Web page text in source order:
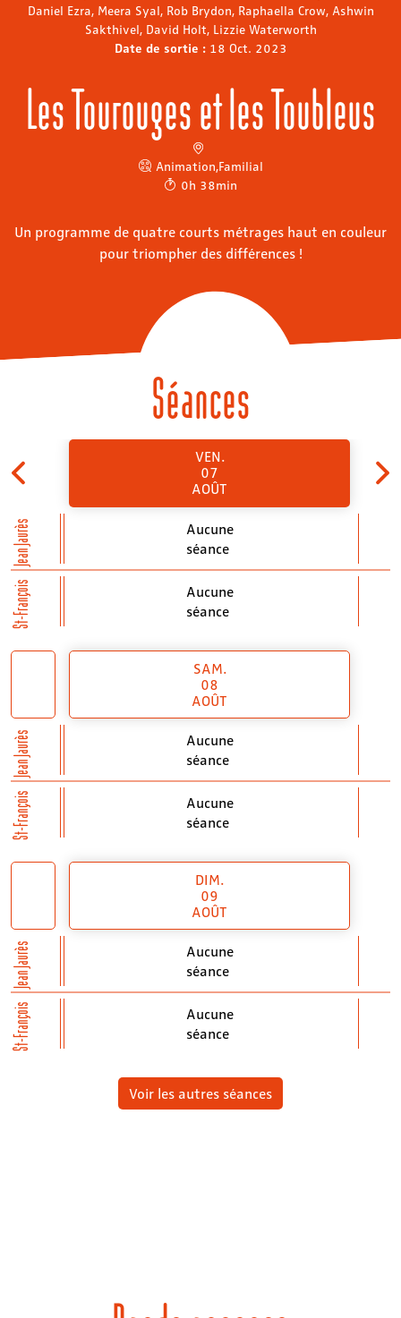
Daniel Ezra, Meera Syal, Rob Brydon, Raphaella Crow, Ashwin
Sakthivel, David Holt, Lizzie Waterworth
Date de sortie : 18 Oct. 2023
Les Tourouges et les Toubleus
Animation,Familial
0h 38min
Un programme de quatre courts métrages haut en couleur
pour triompher des différences !
Séances
Jean Jaurès
St-François
VEN.
07
AOÛT
Aucune
séance
Aucune
séance
Jean Jaurès
St-François
SAM.
08
AOÛT
Aucune
séance
Aucune
séance
Jean Jaurès
St-François
DIM.
09
AOÛT
Aucune
séance
Aucune
séance
Voir les autres séances